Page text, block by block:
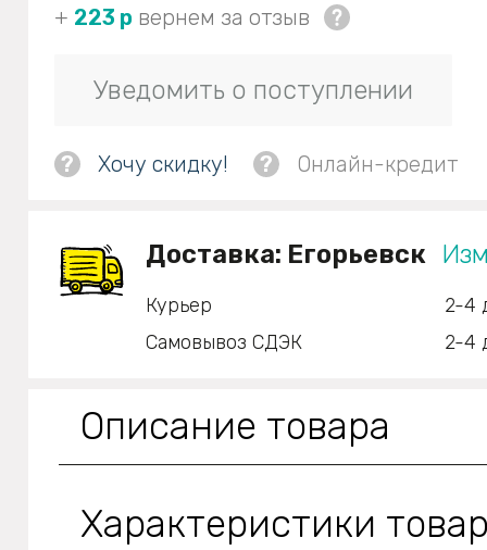
+ 223 р вернем за отзыв
Уведомить о поступлении
? Хочу скидку! ? Онлайн-кредит
Доставка: Егорьевск
Курьер
2-4
Самовывоз СДЭК
2-4
Описание товара
Характеристики